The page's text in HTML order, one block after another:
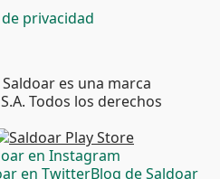
privacidad
en Instagram
en TwitterBlog de Saldoar
es una marca
Todos los derechos